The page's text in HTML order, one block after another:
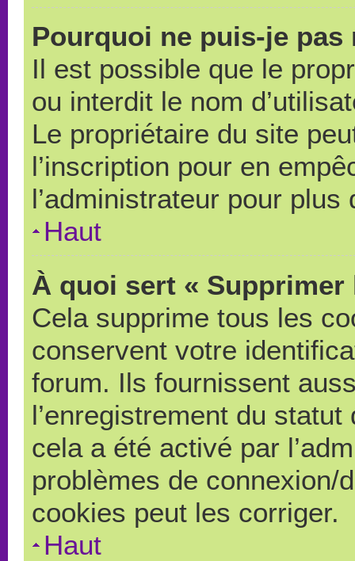
Pourquoi ne puis-je pas
Il est possible que le
ou interdit le nom
Le propriétaire du site
l’inscription pour en
l’administrateur pour
Haut
À quoi sert «
Cela supprime tous les
conservent votre
forum. Ils fournissent
l’enregistrement du
cela a été activé par
problèmes de connexion/
cookies peut les corriger.
Haut